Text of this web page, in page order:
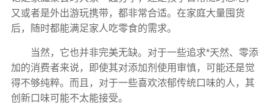
又或者是外出游玩携带，都非常合适。在家庭大量囤货
后，随时都能满足家人吃零食的需求。
当然，它也并非完美无缺。对于一些追求*天然、零添
加的消费者来说，即使其对添加剂使用审慎，可能还是觉
得不够纯粹。而且，对于一些喜欢浓郁传统口味的人，其
创新口味可能不太能接受。